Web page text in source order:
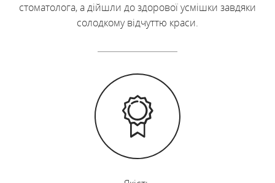
стоматолога, а дійшли до здорової усмішки завдяки
солодкому відчуттю краси.